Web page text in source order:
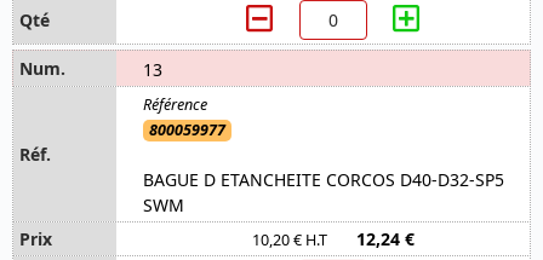
13
800059977
BAGUE D ETANCHEITE CORCOS D40-D32-SP5
SWM
10,20 € H.T 12,24 €